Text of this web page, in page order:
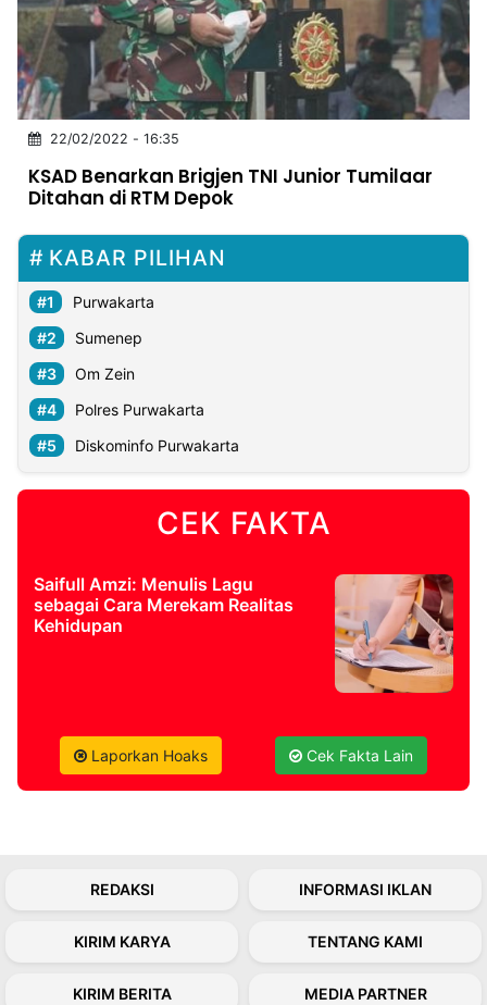
INDONESIA
Partner
NTB
Time
IDN
Jogja
Rakyat
News
Notice
Baru
Follow
Kabarbaru
2026
22/02/2022 - 16:35
KSAD Benarkan Brigjen TNI Junior Tumilaar
Ditahan di RTM Depok
KABAR PILIHAN
Purwakarta
Sumenep
Om Zein
Polres Purwakarta
Diskominfo Purwakarta
CEK FAKTA
Saifull Amzi: Menulis Lagu
sebagai Cara Merekam Realitas
Kehidupan
Laporkan Hoaks Cek Fakta Lain
REDAKSI INFORMASI IKLAN
KIRIM KARYA TENTANG KAMI
KIRIM BERITA MEDIA PARTNER